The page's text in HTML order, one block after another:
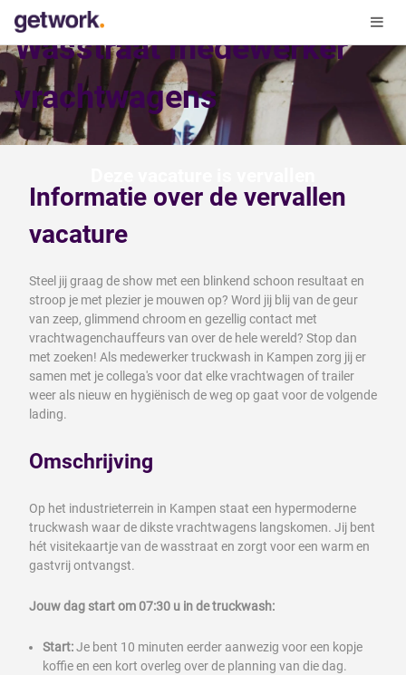
Wasstraat medewerker
vrachtwagens
Informatie over de vervallen
vacature
Steel jij graag de show met een blinkend schoon resultaat en
stroop je met plezier je mouwen op? Word jij blij van de geur
van zeep, glimmend chroom en gezellig contact met
vrachtwagenchauffeurs van over de hele wereld? Stop dan
met zoeken! Als medewerker truckwash in Kampen zorg jij er
samen met je collega's voor dat elke vrachtwagen of trailer
weer als nieuw en hygiënisch de weg op gaat voor de volgende
lading.
Omschrijving
Op het industrieterrein in Kampen staat een hypermoderne
truckwash waar de dikste vrachtwagens langskomen. Jij bent
hét visitekaartje van de wasstraat en zorgt voor een warm en
gastvrij ontvangst.
Jouw dag start om 07:30 u in de truckwash:
Start:Je bent 10 minuten eerder aanwezig voor een kopje
koffie en een kort overleg over de planning van die dag.